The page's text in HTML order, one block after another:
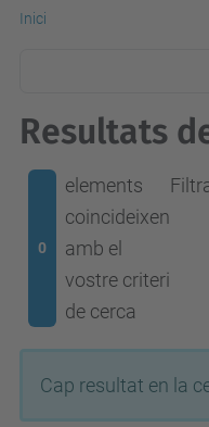
Inici
Resultats
0
elements
coincideixen
amb el
vostre criteri
de cerca
Cap resultat en la